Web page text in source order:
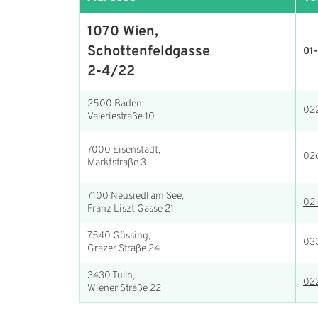
1070 Wien,
Schottenfeldgasse
2-4/22
2500 Baden,
Valeriestraße 10
7000 Eisenstadt,
Marktstraße 3
7100 Neusiedl am See,
Franz Liszt Gasse 21
7540 Güssing,
Grazer Straße 24
3430 Tulln,
Wiener Straße 22